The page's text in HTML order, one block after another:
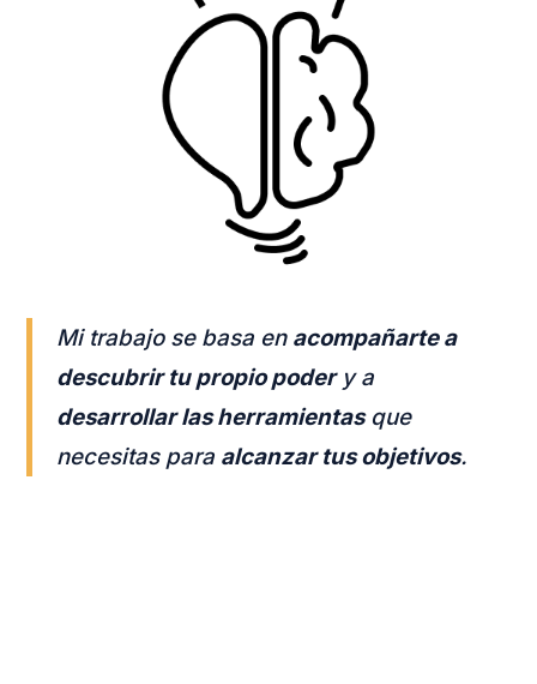
Mi trabajo se basa en acompañarte a
descubrir tu propio poder y a
desarrollar las herramientas que
necesitas para alcanzar tus objetivos.